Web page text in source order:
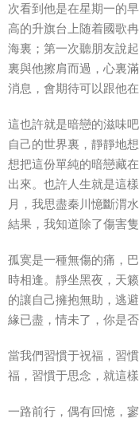
次看到他是在星期一的
高的升旗台上随着國歌
海裏；第一次聽朋友說
裏與他擦肩而過，心裏
消息，會期待可以跟他
這也許就是暗戀的滋味
自己的世界裏，靜靜地
想把這份單純的暗戀藏
出來。也許人生就是這
月，我思盡秦川憶斷渭
結果，我知道除了傷害隻
孤寞是一種無傷的痛，
時相逢。靜坐黑夜，天
的讓自己擁抱無助，逃
緣已盡，情未了，你是
當我們習慣于祝福，習
福，習慣于思念，就這
一路前行，偶有回憶，